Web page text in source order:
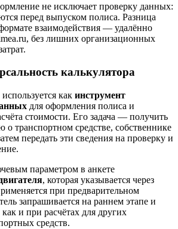
не исключает проверку данных:
перед выпуском полиса. Разница
взаимодействия — удалённо
без лишних организационных
калькулятора
как инструмент
для оформления полиса и
стоимости. Его задача — получить
транспортном средстве, собственнике
передать эти сведения на проверку и
параметром в анкете
, которая указывается через
при предварительном
запрашивается на раннем этапе и
и при расчётах для других
средств.